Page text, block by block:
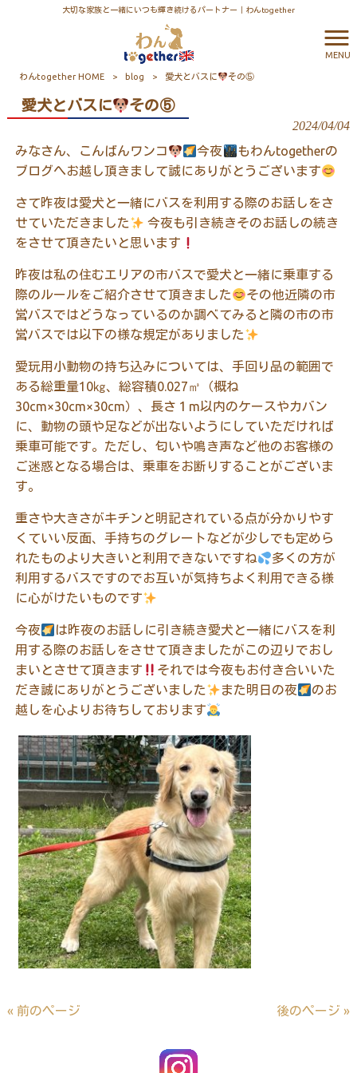
大切な家族と一緒にいつも輝き続けるパートナー｜わんtogether
MENU
わんtogether HOME > blog > 愛犬とバスに その⑤
愛犬とバスに その⑤
2024/04/04
みなさん、こんばんワンコ 今夜
もわんtogetherの
ブログへお越し頂きまして誠にありがとうございます
さて昨夜は愛犬と一緒にバスを利用する際のお話しをさ
せていただきました
今夜も引き続きそのお話しの続き
をさせて頂きたいと思います
昨夜は私の住むエリアの市バスで愛犬と一緒に乗車する
際のルールをご紹介させて頂きました
その他近隣の市
営バスではどうなっているのか調べてみると隣の市の市
営バスでは以下の様な規定がありました
愛玩用小動物の持ち込みについては、手回り品の範囲で
ある総重量10㎏、総容積0.027㎥（概ね
30cm×30cm×30cm）、長さ１m以内のケースやカバン
に、動物の頭や足などが出ないようにしていただければ
乗車可能です。ただし、匂いや鳴き声など他のお客様の
ご迷惑となる場合は、乗車をお断りすることがございま
す。
重さや大きさがキチンと明記されている点が分かりやす
くていい反面、手持ちのグレートなどが少しでも定めら
れたものより大きいと利用できないですね
多くの方が
利用するバスですのでお互いが気持ちよく利用できる様
に心がけたいものです
今夜
は昨夜のお話しに引き続き愛犬と一緒にバスを利
用する際のお話しをさせて頂きましたがこの辺りでおし
まいとさせて頂きます
それでは今夜もお付き合いいた
だき誠にありがとうございました
また明日の夜
のお
越しを心よりお待ちしております
« 前のページ 後のページ »